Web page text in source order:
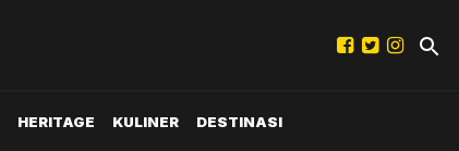
HERITAGE KULINER DESTINASI